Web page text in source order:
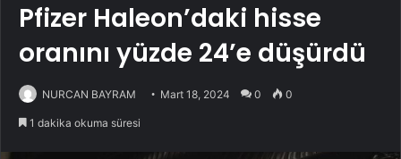
Pfizer Haleon’daki hisse
oranını yüzde 24’e düşürdü
NURCAN BAYRAM Mart 18, 2024 0 0
1 dakika okuma süresi